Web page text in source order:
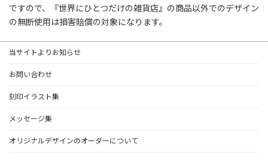
ですので、『世界にひとつだけの雑貨店』の商品以外でのデザイン
の無断使用は損害賠償の対象になります。
当サイトよりお知らせ
お問い合わせ
刻印イラスト集
メッセージ集
オリジナルデザインのオーダーについて